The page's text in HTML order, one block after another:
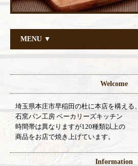
MENU ▼
Welcome
埼玉県本庄市早稲田の杜に本店を構える、
石窯パン工房 ベーカリーズキッチン
時間帯は異なりますが120種類以上の
商品をお店で焼き上げています。
Information